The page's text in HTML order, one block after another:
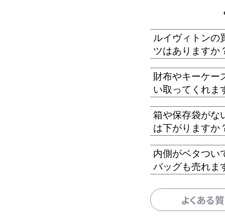
ルイヴィトンの
ツはありますか
財布やキーケー
い取ってくれま
箱や保存袋がな
は下がりますか
内側がベタつい
バッグも売れま
よくある